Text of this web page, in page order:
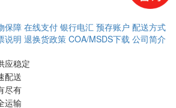
保障 在线支付 银行电汇 预存账户 配送方式
说明 退换货政策 COA/MSDS下载 公司简介
应稳定
配送
尽有
运输